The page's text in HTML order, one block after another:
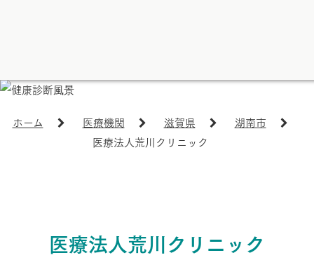
ホーム 医療機関 滋賀県
湖南市
医療法人荒川クリニック
医療法人荒川クリニック